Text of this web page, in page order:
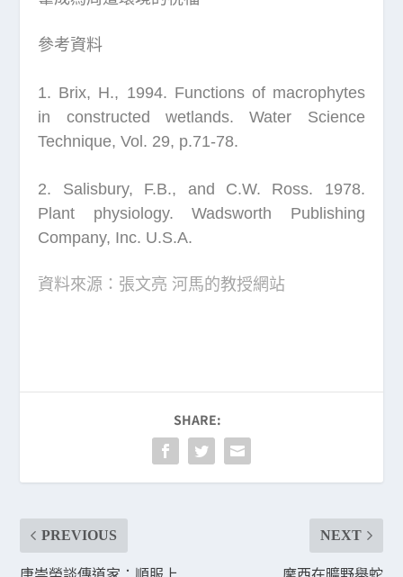
參考資料
1. Brix, H., 1994. Functions of macrophytes
in constructed wetlands. Water Science
Technique, Vol. 29, p.71-78.
2. Salisbury, F.B., and C.W. Ross. 1978.
Plant physiology. Wadsworth Publishing
Company, Inc. U.S.A.
資料來源：張文亮 河馬的教授網站
SHARE:
PREVIOUS NEXT